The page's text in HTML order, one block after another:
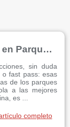
The Flash Pass: sáltate la cola en Parque Warner Beach
sin duda
o fast pass: esas
de los parques
a las mejores
es ...
completo